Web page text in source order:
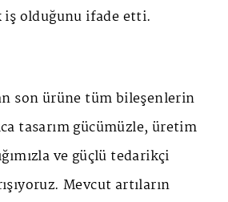
iş olduğunu ifade etti.
son ürüne tüm bileşenlerin
tasarım gücümüzle, üretim
ve güçlü tedarikçi
Mevcut artıların